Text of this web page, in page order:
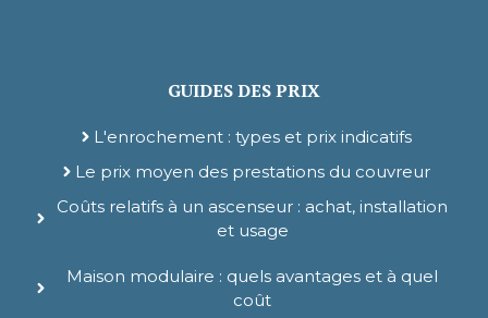
GUIDES DES PRIX
L'enrochement : types et prix indicatifs
Le prix moyen des prestations du couvreur
Coûts relatifs à un ascenseur : achat, installation
et usage
Maison modulaire : quels avantages et à quel
coût